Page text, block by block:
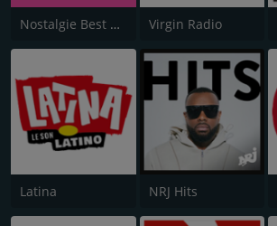
Nostalgie Best of 80s Virgin Radio
Latina NRJ Hits